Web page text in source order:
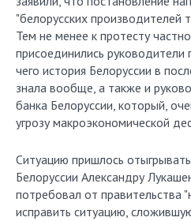
"белорусских производителей
Тем не менее к протесту
присоединились руководители
чего история Белоруссии в
знала вообще, а также и
банка Белоруссии, который,
угрозу макроэкономической
Ситуацию пришлось
Белоруссии Александру
потребовал от правительства
исправить ситуацию,